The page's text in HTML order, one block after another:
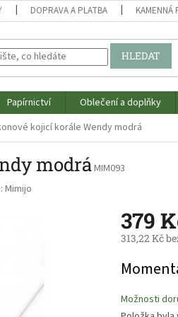
DOPRAVA A PLATBA KAMENNÁ
HLEDAT
Papírnictví Oblečení a doplňky
kojicí korále Wendy modrá
modráMIM093
Mimijo
379
313,22 Kč
cena:
Možnosti